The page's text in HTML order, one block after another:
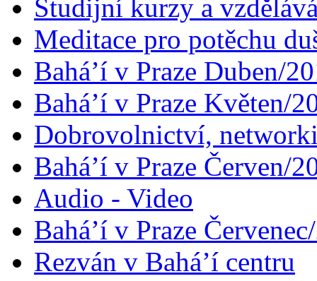
Studijní kurzy a
Meditace pro potěchu
Bahá’í v Praze Duben/
Bahá’í v Praze Květen/
Dobrovolnictví,
Bahá’í v Praze Červen/
Audio - Video
Bahá’í v Praze
Rezván v Bahá’í centru